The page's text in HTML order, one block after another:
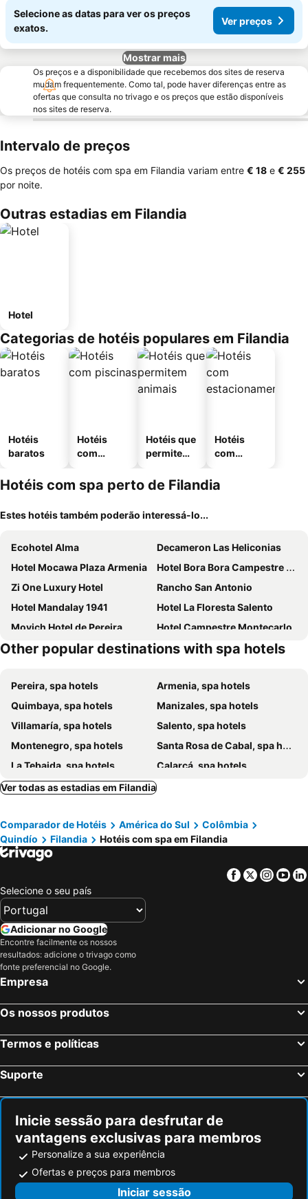
Selecione as datas para ver os preços
exatos.
Ver preços
Mostrar mais
Os preços e a disponibilidade que recebemos dos sites de reserva
mudam frequentemente. Como tal, pode haver diferenças entre as
ofertas que consulta no trivago e os preços que estão disponíveis
nos sites de reserva.
Intervalo de preços
Os preços de hotéis com spa em Filandia variam entre ‎€ 18 e ‎€ 255
por noite.
Outras estadias em Filandia
Hotel
Categorias de hotéis populares em Filandia
Hotéis
baratos
Hotéis
com
Hotéis que
permitem
Hotéis
com
mento
Hotéis com spa perto de Filandia
Estes hotéis também poderão interessá-lo...
Ecohotel Alma
Decameron Las Heliconias
Hotel Mocawa Plaza Armenia
Hotel Bora Bora Campestre Los Mangos
Zi One Luxury Hotel
Rancho San Antonio
Hotel Mandalay 1941
Hotel La Floresta Salento
Movich Hotel de Pereira
Hotel Campestre Montecarlo
Other popular destinations with spa hotels
Pereira, spa hotels
Armenia, spa hotels
Quimbaya, spa hotels
Manizales, spa hotels
Villamaría, spa hotels
Salento, spa hotels
Montenegro, spa hotels
Santa Rosa de Cabal, spa hotels
La Tebaida, spa hotels
Calarcá, spa hotels
Circasia, spa hotels
Alcalá, spa hotels
Viterbo, spa hotels
Chinchiná, spa hotels
Córdoba, spa hotels
Caicedonia, spa hotels
Palestina, spa hotels
Toro, spa hotels
Ansermanuevo, spa hotels
Ver todas as estadias em Filandia
Comparador de Hotéis América do Sul
Colômbia
Quindío
Filandia Hotéis com spa em Filandia
Facebook
Twitter
Selecione o seu país
Adicionar no Google
Encontre facilmente os nossos
resultados: adicione o trivago como
fonte preferencial no Google.
Empresa
Os nossos produtos
Termos e políticas
Suporte
Inicie sessão para desfrutar de
vantagens exclusivas para membros
Personalize a sua experiência
Ofertas e preços para membros
Iniciar sessão